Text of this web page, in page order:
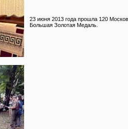
23 июня 2013 года прошла 120
Большая Золотая Медаль.